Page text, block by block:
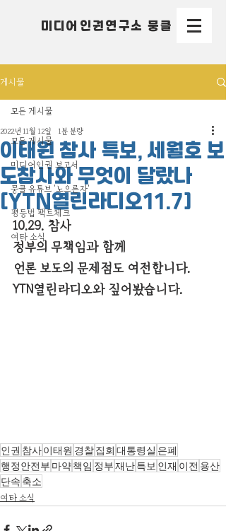
미디어인권연구소 뭉클
게시물
모든 게시물
미디어인권 보고서
뭉클 유튜브 '노으른자'
평등법 팩트체크
여타 소식
모든 게시물
이태원 참사 특보, 세월호 보
도참사와 무엇이 달랐나
[YTN열린라디오11.7]
2022년 11월 12일 1분 분량
10.29. 참사
정부의 무책임과 함께
언론 보도의 문제점도 여전합니다.
YTN열린라디오와 짚어봤습니다.
인권 참사이태원 경찰집회 대통령실 은폐
행정안전부 마약책임 정부재난특보 인재 이전 용산
단속 축소
여타 소식